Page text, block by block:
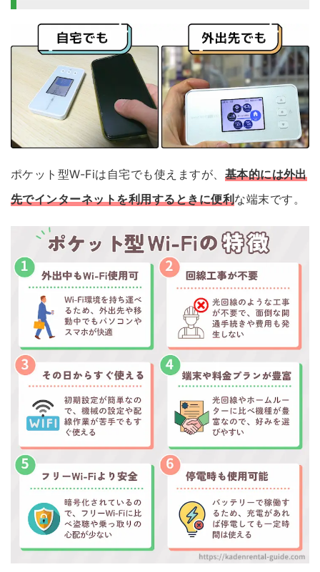
ポケット型W-Fiは自宅でも使えますが、 基本的には外出
先でインターネットを利用するときに便利な端末です。